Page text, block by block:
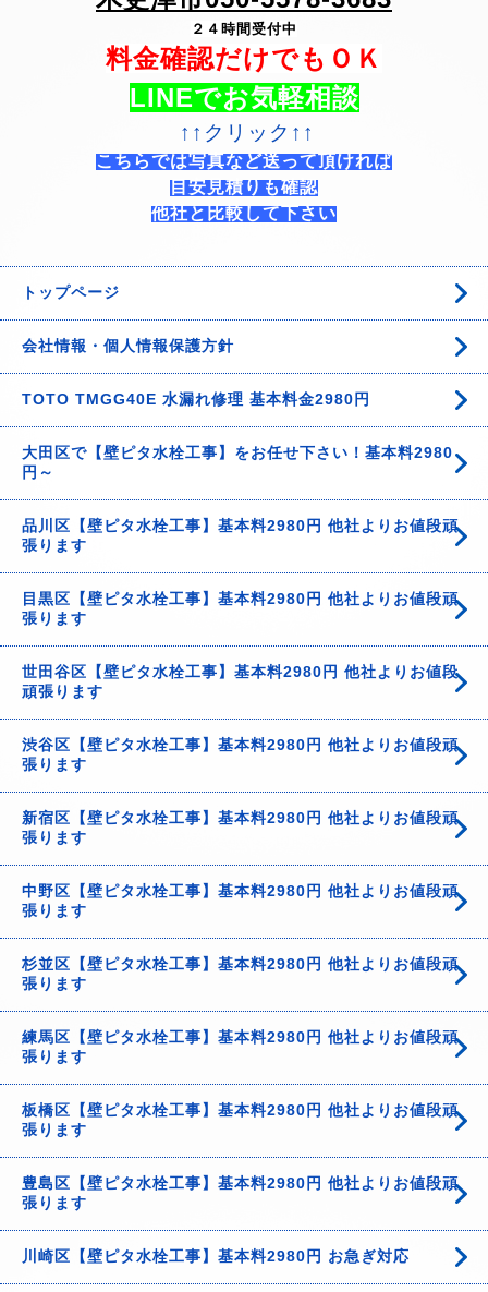
２４時間受付中
料金確認だけでもＯＫ
LINEでお気軽相談
↑↑クリック↑↑
こちらでは写真など送って頂ければ
目安見積りも確認
他社と比較して下さい
トップページ
会社情報・個人情報保護方針
TOTO TMGG40E 水漏れ修理 基本料金2980円
大田区で【壁ピタ水栓工事】をお任せ下さい！基本料2980
円～
品川区【壁ピタ水栓工事】基本料2980円 他社よりお値段頑
張ります
目黒区【壁ピタ水栓工事】基本料2980円 他社よりお値段頑
張ります
世田谷区【壁ピタ水栓工事】基本料2980円 他社よりお値段
頑張ります
渋谷区【壁ピタ水栓工事】基本料2980円 他社よりお値段頑
張ります
新宿区【壁ピタ水栓工事】基本料2980円 他社よりお値段頑
張ります
中野区【壁ピタ水栓工事】基本料2980円 他社よりお値段頑
張ります
杉並区【壁ピタ水栓工事】基本料2980円 他社よりお値段頑
張ります
練馬区【壁ピタ水栓工事】基本料2980円 他社よりお値段頑
張ります
板橋区【壁ピタ水栓工事】基本料2980円 他社よりお値段頑
張ります
豊島区【壁ピタ水栓工事】基本料2980円 他社よりお値段頑
張ります
川崎区【壁ピタ水栓工事】基本料2980円 お急ぎ対応